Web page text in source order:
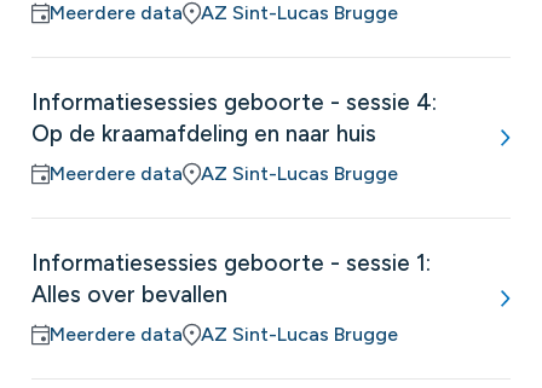
Meerdere data AZ Sint-Lucas Brugge
Informatiesessies geboorte - sessie 4:
Op de kraamafdeling en naar huis
Meerdere data AZ Sint-Lucas Brugge
Informatiesessies geboorte - sessie 1:
Alles over bevallen
Meerdere data AZ Sint-Lucas Brugge